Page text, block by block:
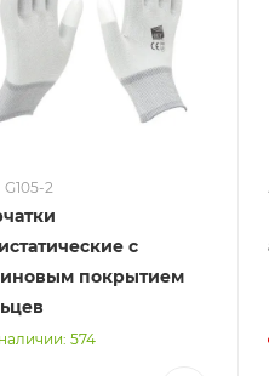
G105-2
с
покрытием
574